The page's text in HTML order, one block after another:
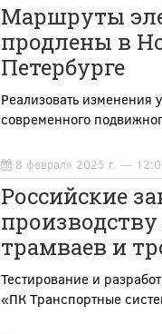
Маршруты
продлены в
Петербурге
Реализовать изменения
современного
8 февраля 2025 г. —
Российские
трамваев и
Тестирование и
«ПК Транспортные